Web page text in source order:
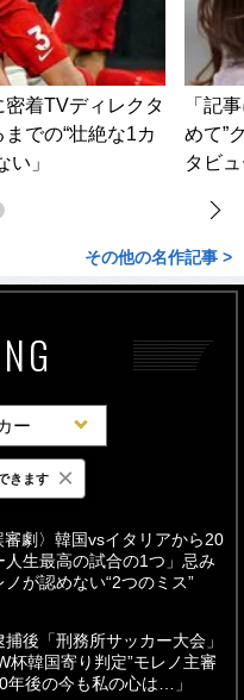
密着TVディレクタ
での“壮絶な1カ
い」
「記
めて”
タビ
その他の名作記事 >
ー
週間
審劇〉韓国vsイタリアから20
生最高の試合の1つ」忌み
が認めない“2つのミス”
後「刑務所サッカー大会」
杯韓国寄り判定”モレノ主審
年後の今も私の心は…」
きます ×